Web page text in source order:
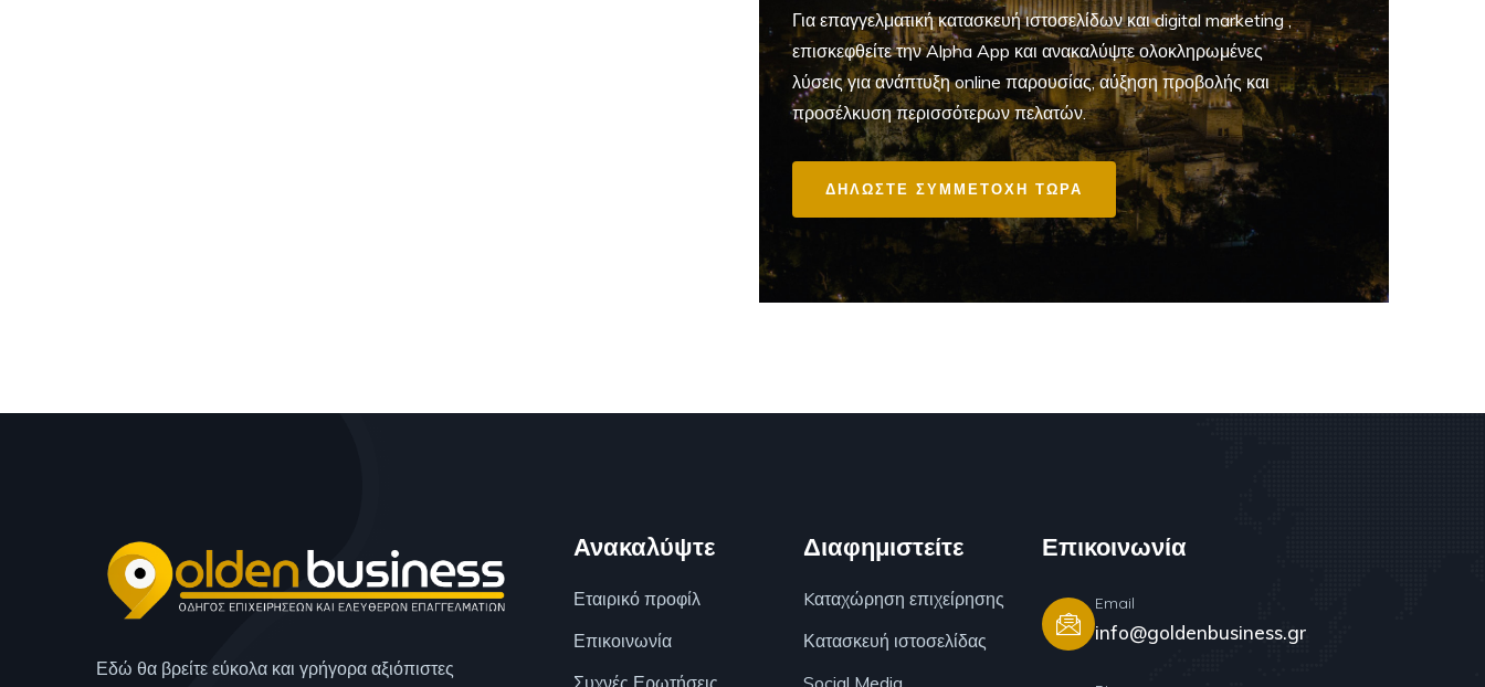
Για επαγγελματικήκατασκευή ιστοσελίδων και digital marketing,
επισκεφθείτε την Alpha App και ανακαλύψτε ολοκληρωμένες
λύσεις για ανάπτυξη online παρουσίας, αύξηση προβολής και
προσέλκυση περισσότερων πελατών.
ΔΗΛΩΣΤΕ ΣΥΜΜΕΤΟΧΗ ΤΩΡΑ
Εδώ θα βρείτε εύκολα και γρήγορα αξιόπιστες
Ανακαλύψτε
Εταιρικό προφίλ
Επικοινωνία
Συχνές Ερωτήσεις
Διαφημιστείτε
Kαταχώρηση επιχείρησης
Κατασκευή ιστοσελίδας
Social Media
Επικοινωνία
Email
info@goldenbusiness.gr